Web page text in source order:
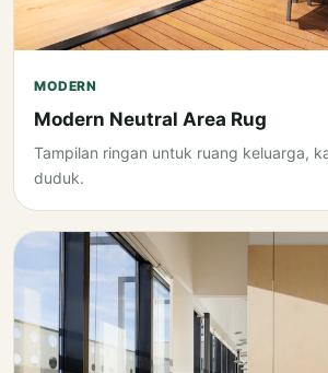
MODERN
Modern Neutral Area Rug
Tampilan ringan untuk ruang keluarga,
duduk.